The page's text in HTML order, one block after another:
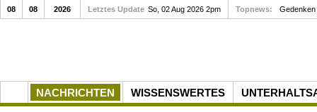
NACHRICHTEN WISSENSWERTES
08 08 2026 Letztes Update So, 02 Aug 2026 2pm Topnews: